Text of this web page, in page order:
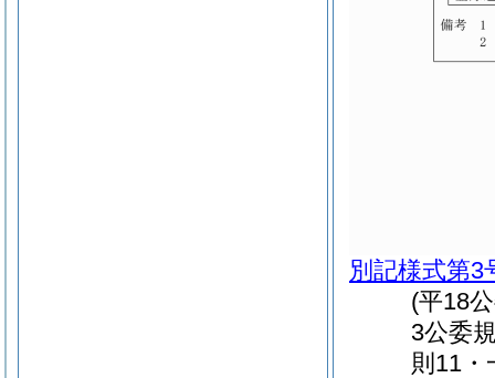
別記様式第3
(平18
3公委
則11・